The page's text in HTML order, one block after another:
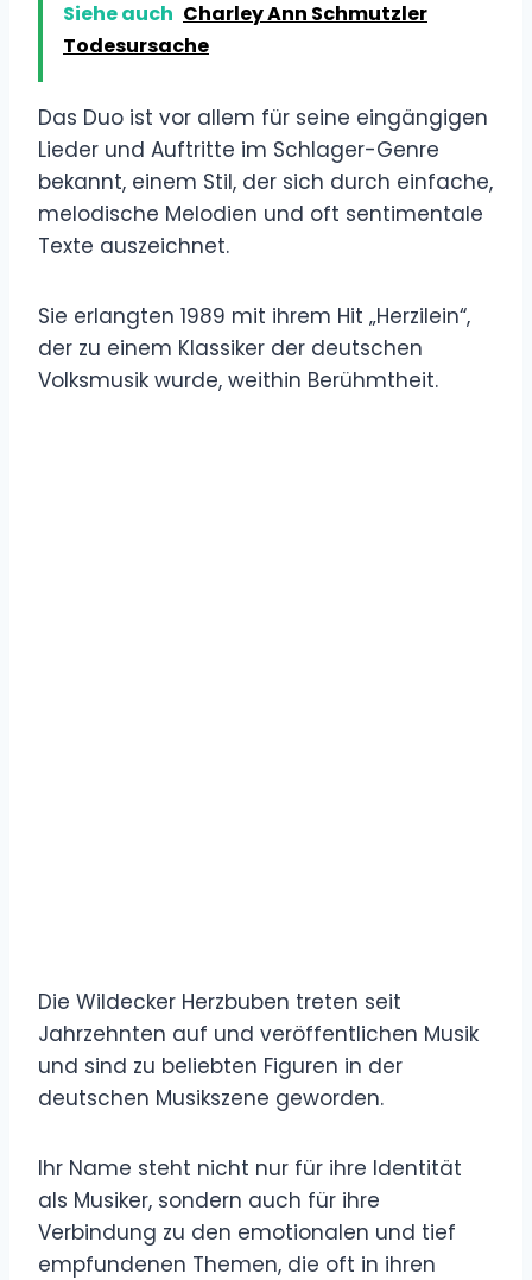
Siehe auch Charley Ann Schmutzler
Todesursache
Das Duo ist vor allem für seine eingängigen
Lieder und Auftritte im Schlager-Genre
bekannt, einem Stil, der sich durch einfache,
melodische Melodien und oft sentimentale
Texte auszeichnet.
Sie erlangten 1989 mit ihrem Hit „Herzilein“,
der zu einem Klassiker der deutschen
Volksmusik wurde, weithin Berühmtheit.
Die Wildecker Herzbuben treten seit
Jahrzehnten auf und veröffentlichen Musik
und sind zu beliebten Figuren in der
deutschen Musikszene geworden.
Ihr Name steht nicht nur für ihre Identität
als Musiker, sondern auch für ihre
Verbindung zu den emotionalen und tief
empfundenen Themen, die oft in ihren